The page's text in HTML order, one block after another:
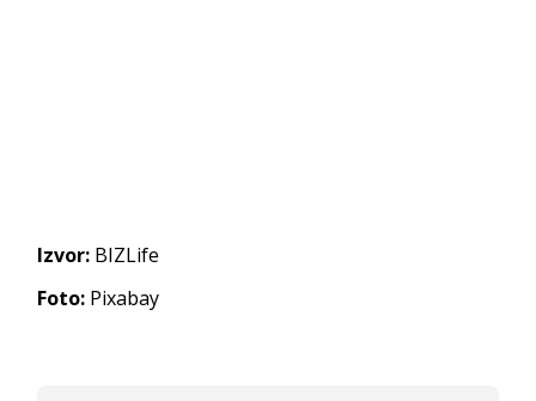
Izvor: BIZLife
Foto: Pixabay